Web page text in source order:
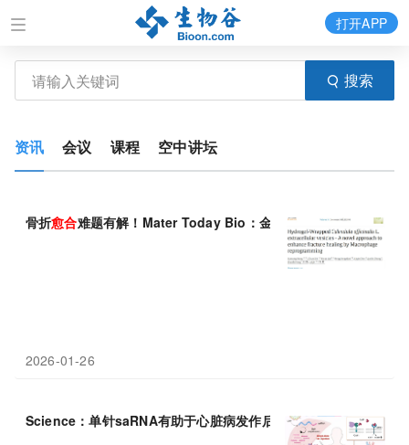
搜索
打开APP
资讯 会议 课程 空中讲坛
骨折愈合难题有解！Mater Today Bio：金盏花囊泡+ROS响应水
2026-01-26
Science：单针saRNA有助于心脏病发作后的愈合